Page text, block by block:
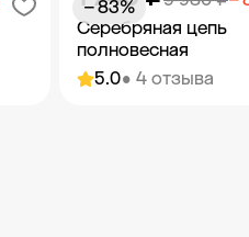
5.0• 4 отзыва
Серебряная цепь
полновесная
− 83%